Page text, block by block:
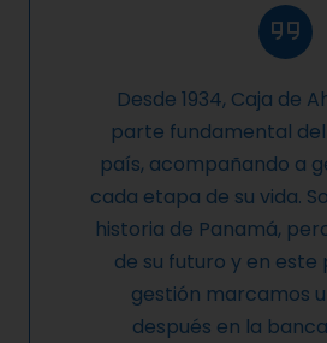
Desde 1934, Caja de
parte fundamental
país, acompañando a
cada etapa de su vida.
historia de Panamá,
de su futuro y en este
gestión marcamos
después en la